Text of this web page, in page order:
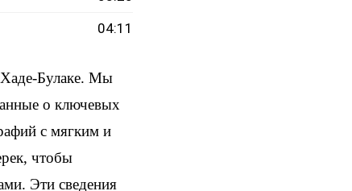
04:11
Булаке. Мы
о ключевых
с мягким и
чтобы
Эти сведения